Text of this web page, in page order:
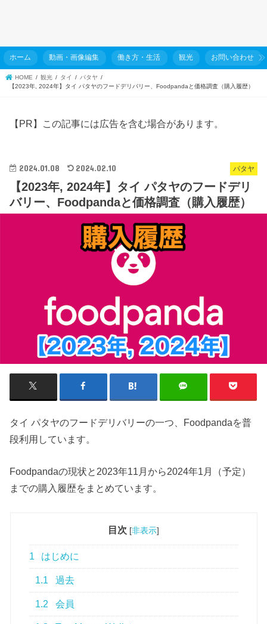
ホーム 動画・画像編集 働き方・生活 観光 お問い合わせ
HOME 観光 タイ
パタヤ
【2023年, 2024年】タイ パタヤのフードデリバリー、Foodpandaと価格調査（購入履歴）
【PR】この記事には広告を含む場合があります。
パタヤ
2024.01.08 2024.02.10
【2023年, 2024年】タイ パタヤのフードデリ
バリー、Foodpandaと価格調査（購入履歴）
タイ パタヤのフードデリバリーの一つ、Foodpandaを普
段利用しています。
Foodpandaの現状と2023年11月から2024年1月（予定）
までの購入履歴をまとめています。
目次 [非表示]
1 はじめに
1.1 過去
1.2 会員